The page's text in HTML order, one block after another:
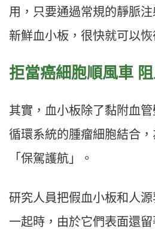
用，只要通過常規的靜脈
新鮮血小板，很快就可以恢
拒當癌細胞順風車
其實，血小板除了黏附血
循環系統的腫瘤細胞結合
「保駕護航」。
研究人員把假血小板和人
一起時，由於它們表面還